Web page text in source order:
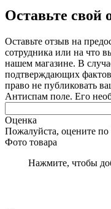
Оставьте свой
Оставьте отзыв на
сотрудника или на что
нашем магазине. В
подтверждающих
право не публиковать
Антиспам поле. Его
Оценка
Пожалуйста, оцените
Фото товара
Нажмите, чтобы